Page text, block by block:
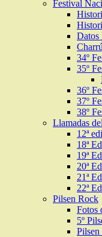
Festival
Datos
34º
35º
36º
37º
38º
Llamadas
12ª
18ª
19ª
20ª
21ª
22ª
Pilsen Rock
Fotos
5º